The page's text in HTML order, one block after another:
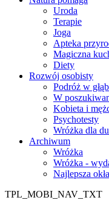
Uroda
Terapie
Joga
Apteka
Magiczna
Diety
Rozwój osobisty
Podróż w
W
Kobieta i
Psychotesty
Wróżka dla
Archiwum
Wróżka
Wróżka -
Najlepsza
TPL_MOBI_NAV_TXT